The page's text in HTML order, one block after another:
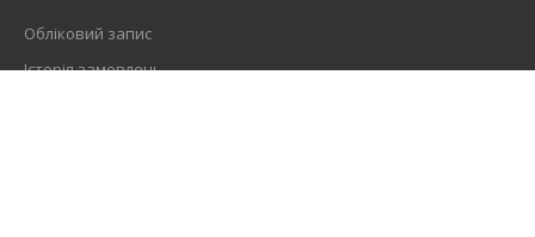
Обліковий запис
Історія замовлень